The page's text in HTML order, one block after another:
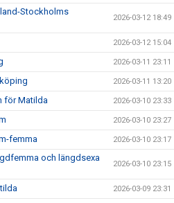
Stockholms
2026-03-12 18:49
2026-03-12 15:04
2026-03-11 23:11
2026-03-11 13:20
för Matilda 2026-03-10 23:33
2026-03-10 23:27
femma 2026-03-10 23:17
och längdsexa
2026-03-10 23:15
2026-03-09 23:31